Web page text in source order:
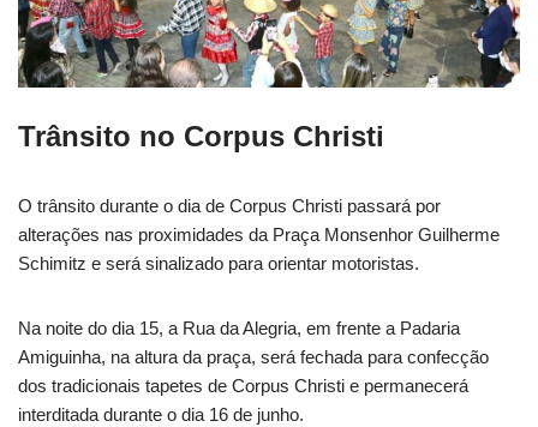
Trânsito no Corpus Christi
O trânsito durante o dia de Corpus Christi passará por
alterações nas proximidades da Praça Monsenhor Guilherme
Schimitz e será sinalizado para orientar motoristas.
Na noite do dia 15, a Rua da Alegria, em frente a Padaria
Amiguinha, na altura da praça, será fechada para confecção
dos tradicionais tapetes de Corpus Christi e permanecerá
interditada durante o dia 16 de junho.